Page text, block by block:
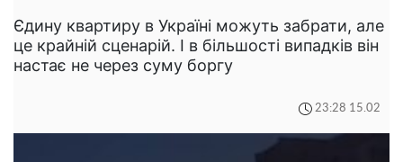
Єдину квартиру в Україні можуть забрати, але
це крайній сценарій. І в більшості випадків він
настає не через суму боргу
23:28 15.02